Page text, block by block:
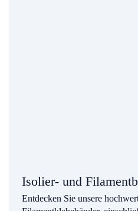
Isolier- und
Entdecken Sie unsere